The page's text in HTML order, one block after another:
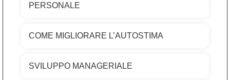
PERSONALE
COME MIGLIORARE L’AUTOSTIMA
SVILUPPO MANAGERIALE